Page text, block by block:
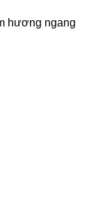
hươnɡ nɡanɡ